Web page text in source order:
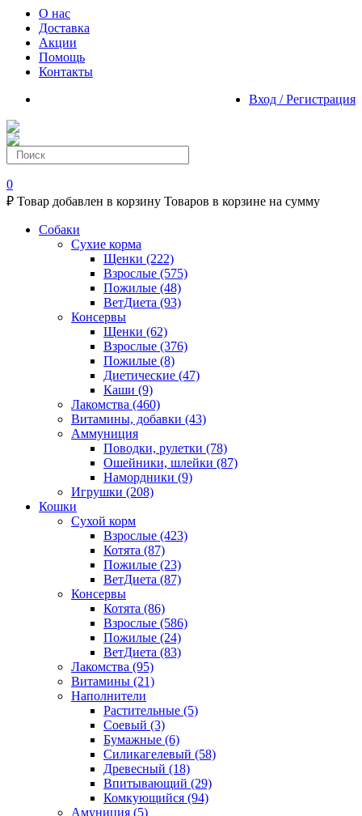
О нас
Доставка
Акции
Помощь
Контакты
Вход / Регистрация
0
₽ Товар добавлен в корзину Товаров в корзине на сумму
Собаки
Сухие корма
Щенки (222)
Взрослые (575)
Пожилые (48)
ВетДиета (93)
Консервы
Щенки (62)
Взрослые (376)
Пожилые (8)
Диетические (47)
Каши (9)
Лакомства (460)
Витамины, добавки (43)
Аммуниция
Поводки, рулетки (78)
Ошейники, шлейки (87)
Намордники (9)
Игрушки (208)
Кошки
Сухой корм
Взрослые (423)
Котята (87)
Пожилые (23)
ВетДиета (87)
Консервы
Котята (86)
Взрослые (586)
Пожилые (24)
ВетДиета (83)
Лакомства (95)
Витамины (21)
Наполнители
Растительные (5)
Соевый (3)
Бумажные (6)
Силикагелевый (58)
Древесный (18)
Впитывающий (29)
Комкующийся (94)
Амуниция (5)